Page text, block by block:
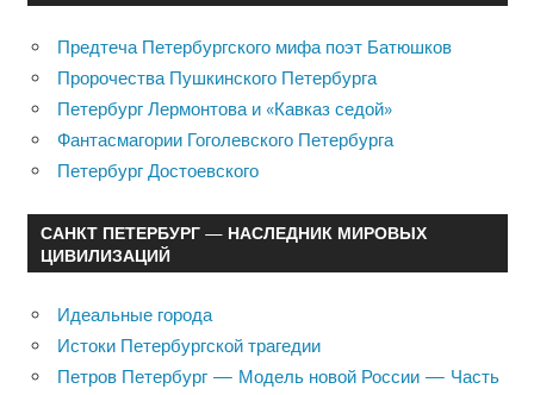
Предтеча Петербургского мифа поэт Батюшков
Пророчества Пушкинского Петербурга
Петербург Лермонтова и «Кавказ седой»
Фантасмагории Гоголевского Петербурга
Петербург Достоевского
САНКТ ПЕТЕРБУРГ — НАСЛЕДНИК МИРОВЫХ
ЦИВИЛИЗАЦИЙ
Идеальные города
Истоки Петербургской трагедии
Петров Петербург — Модель новой России — Часть